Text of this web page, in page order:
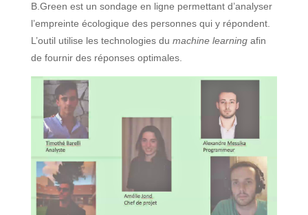
B.Green est un sondage en ligne permettant d’analyser
l’empreinte écologique des personnes qui y répondent.
L’outil utilise les technologies du machine learningafin
de fournir des réponses optimales.